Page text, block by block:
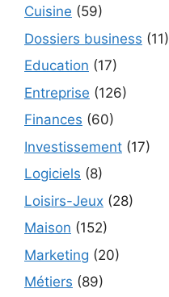
Cuisine (59)
Dossiers business (11)
Education (17)
Entreprise (126)
Finances (60)
Investissement (17)
Logiciels (8)
Loisirs-Jeux (28)
Maison (152)
Marketing (20)
Métiers (89)